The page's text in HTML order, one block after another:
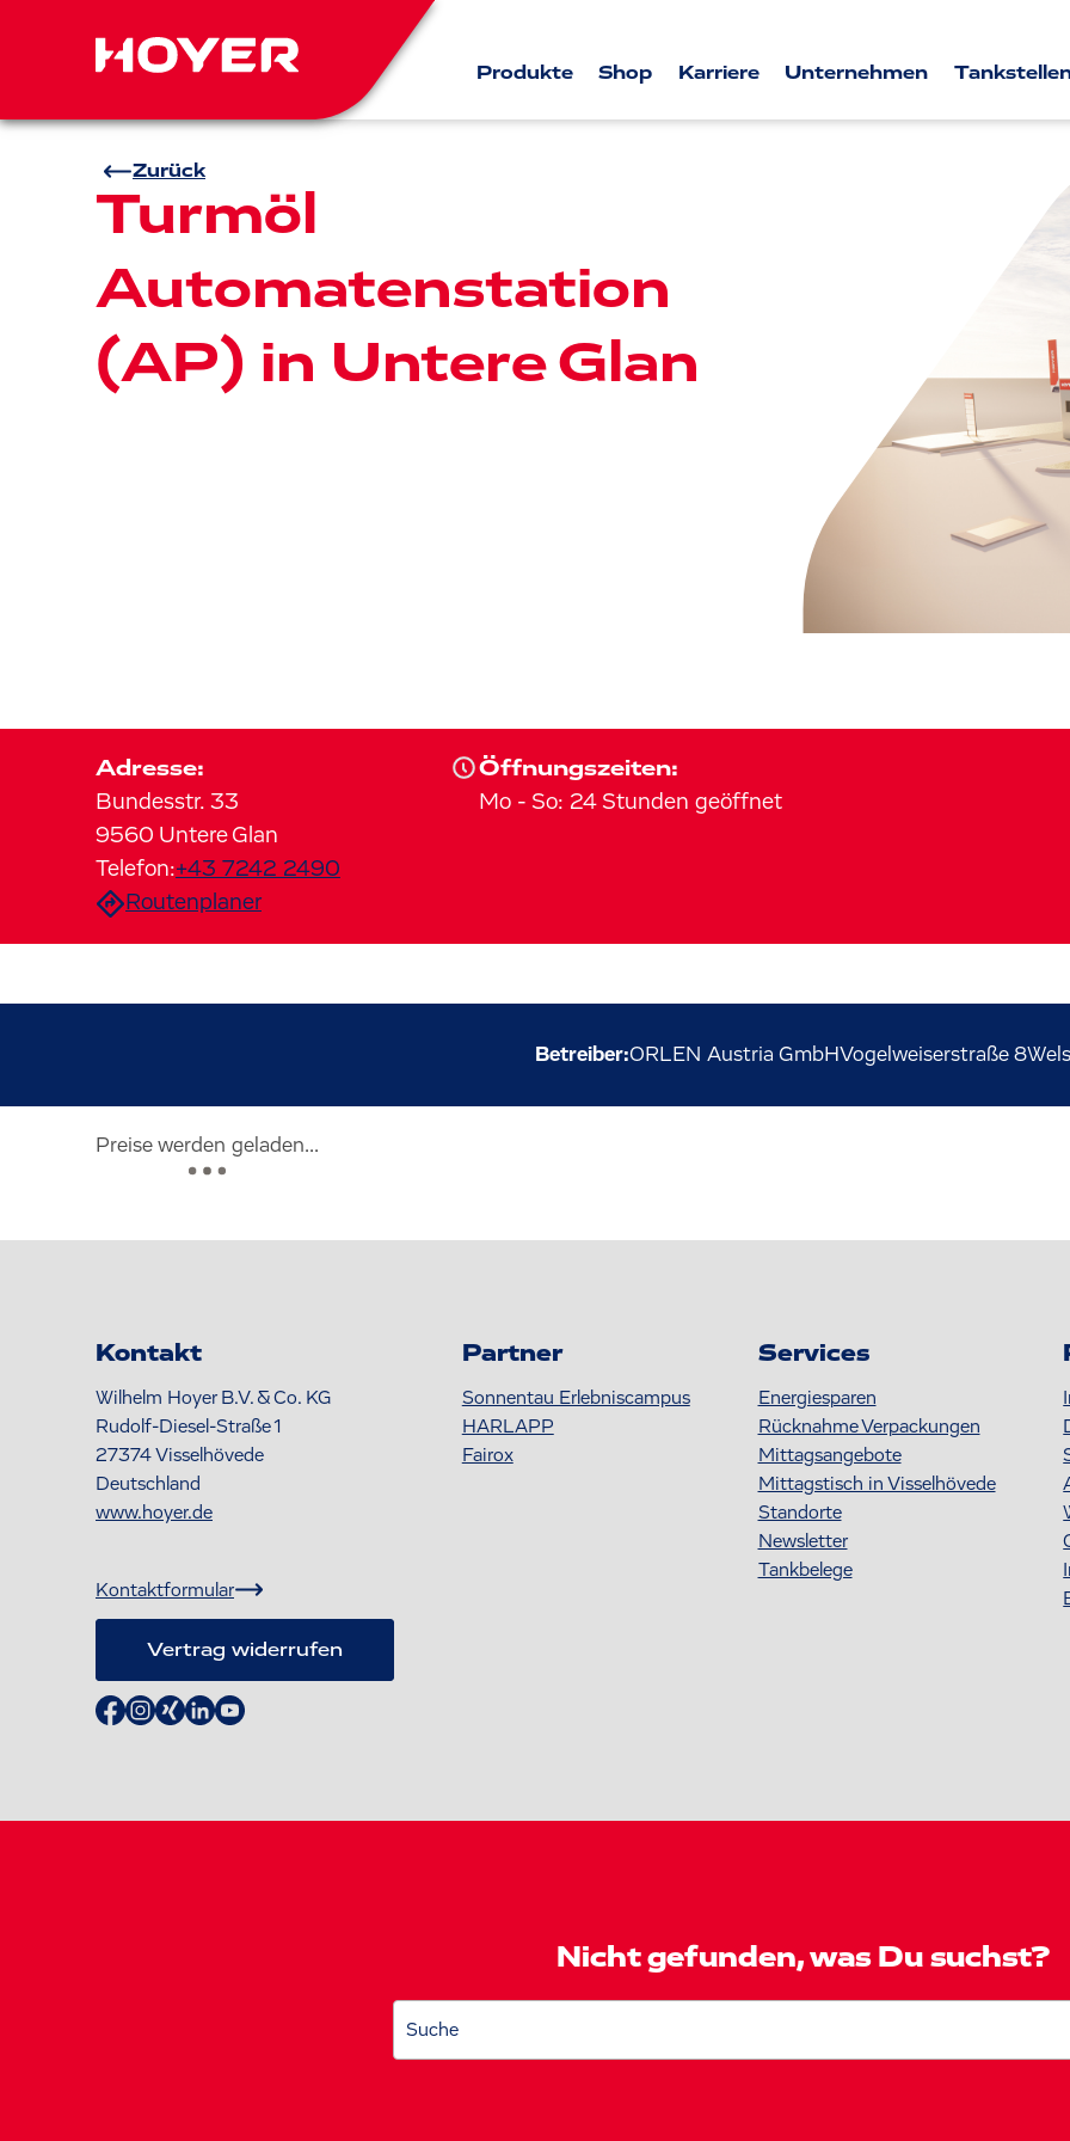
Produkte Shop Karriere Unternehmen
Zurück
Turmöl
Automatenstation
(AP) in Untere Glan
Adresse:
Bundesstr. 33
9560 Untere Glan
Telefon:+43 7242 2490
Routenplaner
Öffnungszeiten:
Mo - So: 24 Stunden geöffnet
Betreiber:ORLEN Austria GmbHVogelweiserstraße 8Wels
Preise werden geladen...
Kontakt
Wilhelm Hoyer B.V. & Co. KG
Rudolf-Diesel-Straße 1
27374Visselhövede
Deutschland
www.hoyer.de
Kontaktformular
Vertrag widerrufen
Partner
Sonnentau Erlebniscampus
HARLAPP
Fairox
Services
Energiesparen
Rücknahme Verpackungen
Mittagsangebote
Mittagstisch in Visselhövede
Standorte
Newsletter
Tankbelege
Nicht gefunden, was Du suchst?
Suche